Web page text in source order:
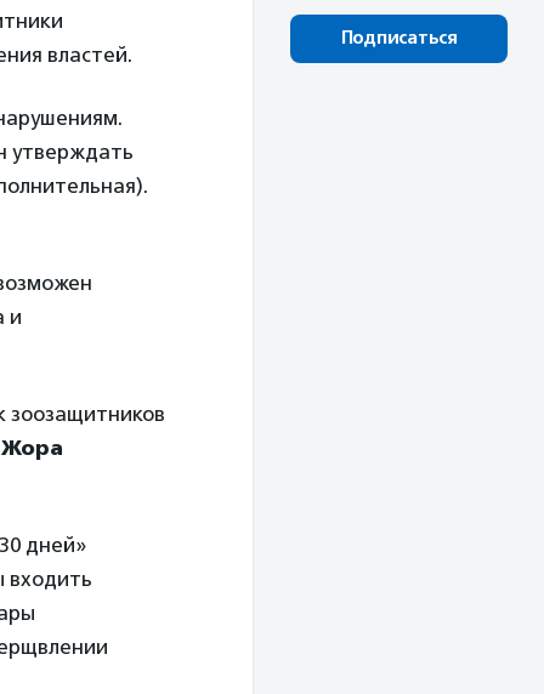
властей.
утверждать
и
зоозащитников
Жора
дней»
входить
Подписаться